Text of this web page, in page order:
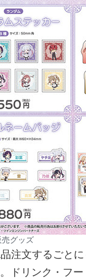
売グッズ
注文するごと
ドリンク・フ